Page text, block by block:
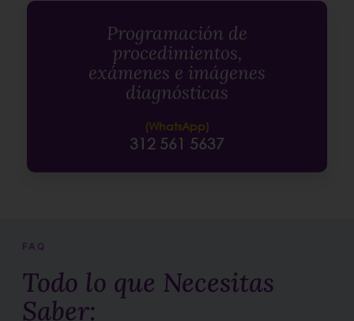
Programación de
procedimientos,
exámenes e imágenes
diagnósticas
(WhatsApp)
312 561 5637
FAQ
Todo lo que Necesitas
Saber: